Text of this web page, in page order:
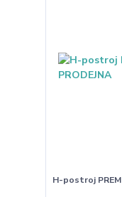
H-postroj